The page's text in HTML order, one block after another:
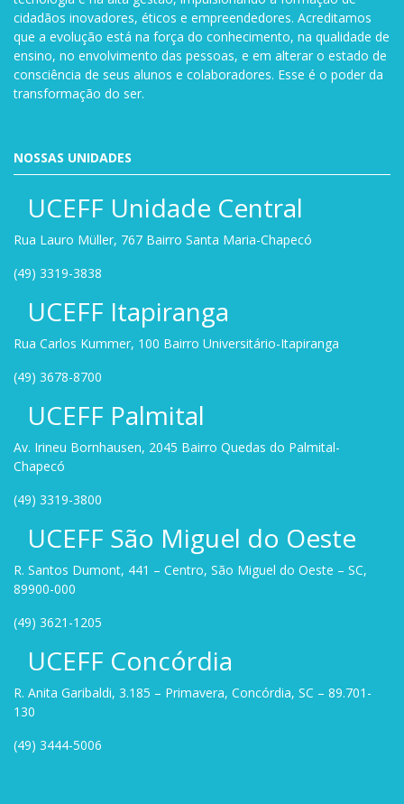
cidadãos inovadores, éticos e empreendedores. Acreditamos
que a evolução está na força do conhecimento, na qualidade de
ensino, no envolvimento das pessoas, e em alterar o estado de
consciência de seus alunos e colaboradores. Esse é o poder da
transformação do ser.
NOSSAS UNIDADES
UCEFF Unidade Central
Rua Lauro Müller, 767 Bairro Santa Maria-Chapecó
(49) 3319-3838
UCEFF Itapiranga
Rua Carlos Kummer, 100 Bairro Universitário-Itapiranga
(49) 3678-8700
UCEFF Palmital
Av. Irineu Bornhausen, 2045 Bairro Quedas do Palmital-
Chapecó
(49) 3319-3800
UCEFF São Miguel do Oeste
R. Santos Dumont, 441 – Centro, São Miguel do Oeste – SC,
89900-000
(49) 3621-1205
UCEFF Concórdia
R. Anita Garibaldi, 3.185 – Primavera, Concórdia, SC – 89.701-
130
(49) 3444-5006